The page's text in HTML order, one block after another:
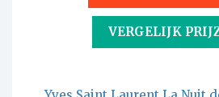
VERGELIJK